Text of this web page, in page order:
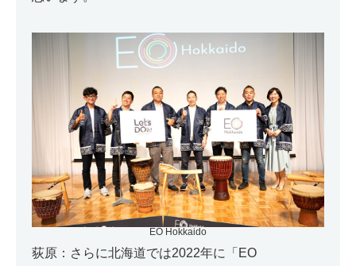
EO Hokkaido
荻原：さらに北海道では2022年に「EO